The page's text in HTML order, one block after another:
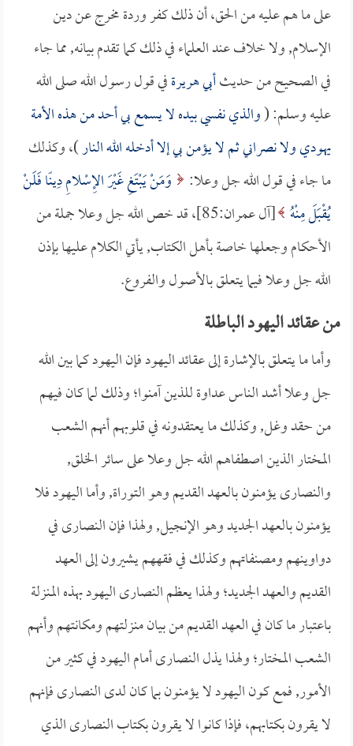
على ما هم عليه من الحق، أن ذلك كفر وردة مخرج عن دين
الإسلام, ولا خلاف عند العلماء في ذلك كما تقدم بيانه, مما جاء
في الصحيح من حديثأبي هريرةفي قول رسول الله صلى الله
عليه وسلم: (والذي نفسي بيده لا يسمع بي أحد من هذه الأمة
يهودي ولا نصراني ثم لا يؤمن بي إلا أدخله الله النار)، وكذلك
ما جاء في قول الله جل وعلا:
وَمَنْ يَبْتَغِ غَيْرَ الإِسْلامِ دِينًا فَلَنْ
يُقْبَلَ مِنْهُ
[آل عمران:85]، قد خص الله جل وعلا جملة من
الأحكام وجعلها خاصة بأهل الكتاب, يأتي الكلام عليها بإذن
الله جل وعلا فيما يتعلق بالأصول والفروع.
من عقائد اليهود الباطلة
وأما ما يتعلق بالإشارة إلى عقائد اليهود فإن اليهود كما بين الله
جل وعلا أشد الناس عداوة للذين آمنوا؛ وذلك لما كان فيهم
من حقد وغل, وكذلك ما يعتقدونه في قلوبهم أنهم الشعب
المختار الذين اصطفاهم الله جل وعلا على سائر الخلق,
والنصارى يؤمنون بالعهد القديم وهو التوراة, وأما اليهود فلا
يؤمنون بالعهد الجديد وهو الإنجيل, ولهذا فإن النصارى في
دواوينهم ومصنفاتهم وكذلك في فقههم يشيرون إلى العهد
القديم والعهد الجديد؛ ولهذا يعظم النصارى اليهود بهذه المنزلة
باعتبار ما كان في العهد القديم من بيان منزلتهم ومكانتهم وأنهم
الشعب المختار؛ ولهذا يذل النصارى أمام اليهود في كثير من
الأمور, فمع كون اليهود لا يؤمنون بما كان لدى النصارى فإنهم
لا يقرون بكتابهم، فإذا كانوا لا يقرون بكتاب النصارى الذي